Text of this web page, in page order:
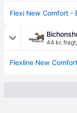
Flexi New Comfort -
44 kr. fragt,
Flexline New